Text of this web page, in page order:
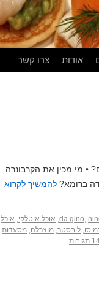
אודות צרו קשר
• מי מכין את הקרבונרה
ברומא? להמשיך לקרוא
da gino,
, אוכל איטלקי, אוכל
, לובסטר, מוצרלה, מסעדות